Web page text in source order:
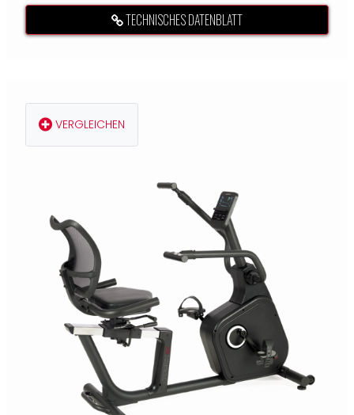
TECHNISCHES DATENBLATT
VERGLEICHEN